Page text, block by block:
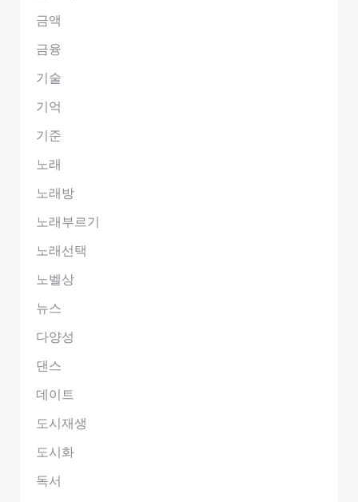
금액
금융
기술
기억
기준
노래
노래방
노래부르기
노래선택
노벨상
뉴스
다양성
댄스
데이트
도시재생
도시화
독서